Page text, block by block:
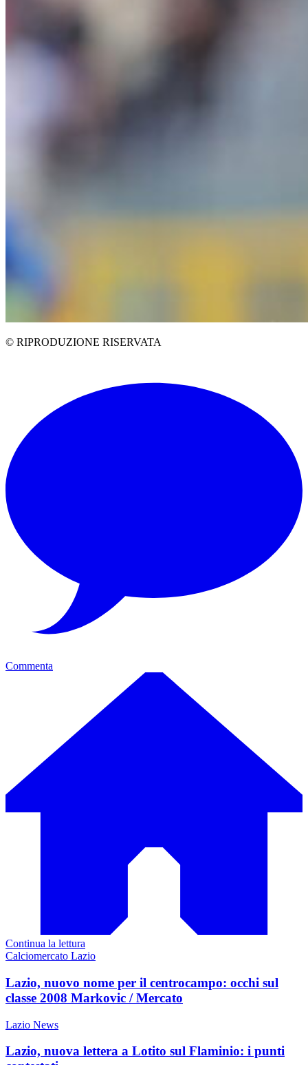
© RIPRODUZIONE RISERVATA
Commenta
Continua la lettura
Calciomercato Lazio
Lazio, nuovo nome per il centrocampo: occhi sul
classe 2008 Markovic / Mercato
Lazio News
Lazio, nuova lettera a Lotito sul Flaminio: i punti